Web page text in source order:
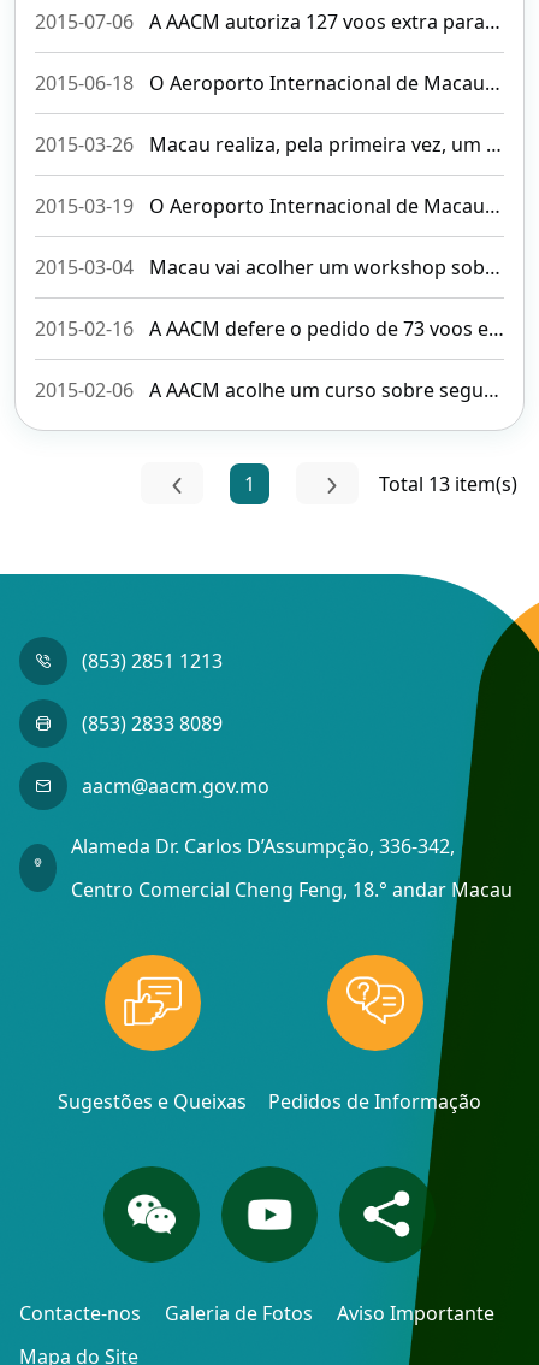
2015-07-06 A AACM autoriza 127 voos extra para dar resposta à procura de transporte aéreo durante o verão
2015-06-18 O Aeroporto Internacional de Macau realiza um exercício de "Sequestro de uma Aeronave" para testar a eficiência da resposta do plano de emergência
2015-03-26 Macau realiza, pela primeira vez, um exercício de mapeamento de destroços, com a participação de entidades estrangeiras
2015-03-19 O Aeroporto Internacional de Macau realiza hoje um exercício “Fire in the Fuel Farm” envolvendo a participação de 11 entidades para testar a eficiência da resposta
2015-03-04 Macau vai acolher um workshop sobre pavimentação de aeroportos, permitindo aos participantes estrangeiros e locais aprofundarem conhecimentos e trocarem experiências
2015-02-16 A AACM defere o pedido de 73 voos extra e charter, número esse que ultrapassa em 1.5 vezes o número aprovado no ano transacto, para dar resposta à procura de transporte aéreo no período do Ano Novo Chinês.
2015-02-06 A AACM acolhe um curso sobre segurança da caga e da correspondência para adquirir conhecimentos sobre os últimos desenvolvimentos das normas e práticas internacionais nesta matéria
1 Total 13 item(s)
(853) 2851 1213
(853) 2833 8089
aacm@aacm.gov.mo
Alameda Dr. Carlos D’Assumpção, 336-342,
Centro Comercial Cheng Feng, 18.° andar Macau
Sugestões e Queixas Pedidos de Informação
Contacte-nos Galeria de Fotos
Aviso Importante
Mapa do Site